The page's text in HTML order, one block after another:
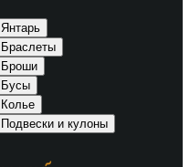
Янтарь
Браслеты
Броши
Бусы
Колье
Подвески и кулоны